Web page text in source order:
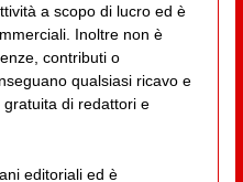
a scopo di lucro ed è
Inoltre non è
contributi o
qualsiasi ricavo e
di redattori e
editoriali ed è